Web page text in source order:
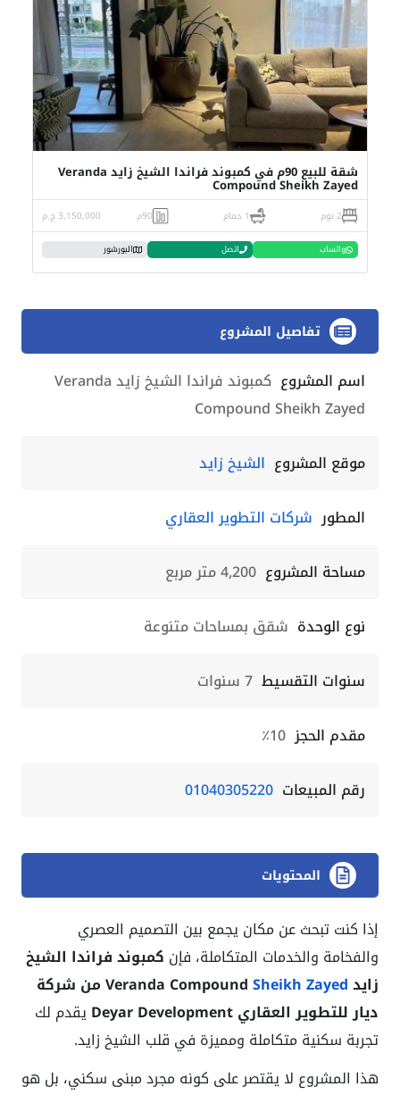
شقة للبيع 90م في كمبوند فراندا الشيخ زايد Veranda
Compound Sheikh Zayed
2 نوم 1 حمام 90م 3,150,000 ج.م
واتساب اتصل البورشور
تفاصيل المشروع
اسم المشروع
كمبوند فراندا الشيخ زايد Veranda
Compound Sheikh Zayed
موقع المشروع الشيخ زايد
المطور شركات التطوير العقاري
مساحة المشروع 4,200 متر مربع
نوع الوحدة شقق بمساحات متنوعة
سنوات التقسيط 7 سنوات
مقدم الحجز 10٪
رقم المبيعات 01040305220
المحتويات
إذا كنت تبحث عن مكان يجمع بين التصميم العصري
والفخامة والخدمات المتكاملة، فإن كمبوند فراندا الشيخ
زايد Veranda CompoundSheikh Zayed
من شركة
ديار للتطوير العقاريDeyar Developmentيقدم لك
تجربة سكنية متكاملة ومميزة في قلب الشيخ زايد.
هذا المشروع لا يقتصر على كونه مجرد مبنى سكني، بل هو